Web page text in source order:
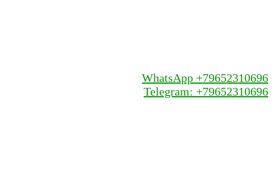
WhatsApp +79652310696
Telegram: +79652310696